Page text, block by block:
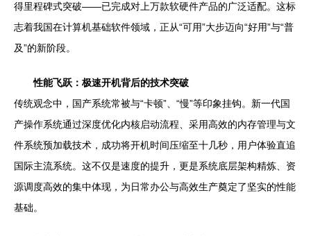
得里程碑式突破——已完成对上万款软硬件产品的广泛适配。这标
志着我国在计算机基础软件领域，正从“可用”大步迈向“好用”与“普
及”的新阶段。
性能飞跃：极速开机背后的技术突破
传统观念中，国产系统常被与“卡顿”、“慢”等印象挂钩。新一代国
产操作系统通过深度优化内核启动流程、采用高效的内存管理与文
件系统预加载技术，成功将开机时间压缩至十几秒，用户体验直追
国际主流系统。这不仅是速度的提升，更是系统底层架构精炼、资
源调度高效的集中体现，为日常办公与高效生产奠定了坚实的性能
基础。